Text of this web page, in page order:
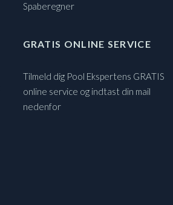
Spaberegner
GRATIS ONLINE SERVICE
Tilmeld dig Pool Ekspertens GRATIS
online service og indtast din mail
nedenfor